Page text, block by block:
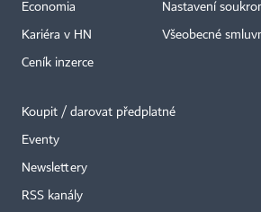
Economia
Kariéra v HN
Ceník inzerce
Nastavení
Všeobecné
Koupit / darovat předplatné
Eventy
Newslettery
RSS kanály